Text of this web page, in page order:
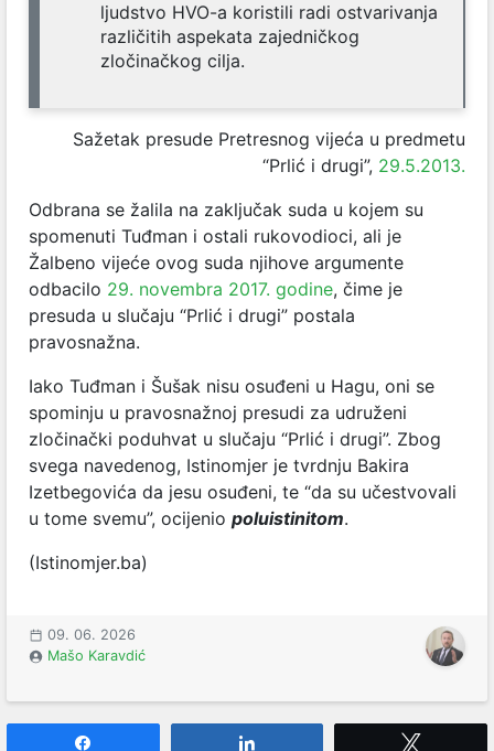
ljudstvo HVO-a koristili radi ostvarivanja
različitih aspekata zajedničkog
zločinačkog cilja.
Sažetak presude Pretresnog vijeća u predmetu
“Prlić i drugi”, 29.5.2013.
Odbrana se žalila na zaključak suda u kojem su
spomenuti Tuđman i ostali rukovodioci, ali je
Žalbeno vijeće ovog suda njihove argumente
odbacilo 29. novembra 2017. godine, čime je
presuda u slučaju “Prlić i drugi” postala
pravosnažna.
Iako Tuđman i Šušak nisu osuđeni u Hagu, oni se
spominju u pravosnažnoj presudi za udruženi
zločinački poduhvat u slučaju “Prlić i drugi”. Zbog
svega navedenog, Istinomjer je tvrdnju Bakira
Izetbegovića da jesu osuđeni, te “da su učestvovali
u tome svemu”, ocijenio poluistinitom.
(Istinomjer.ba)
09. 06. 2026
Mašo Karavdić